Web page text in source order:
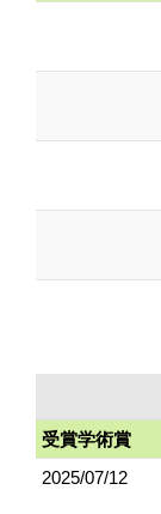
受賞学術賞
2025/07/12